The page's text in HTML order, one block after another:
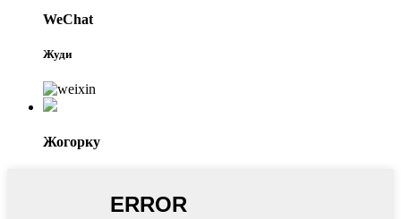
WeChat
Жуди
Жогорку